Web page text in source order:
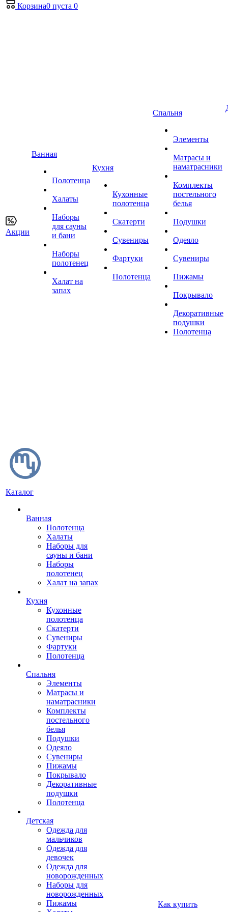
Корзина0 пуста 0
Акции
Ванная
Полотенца
Халаты
Наборы
для сауны
и бани
Наборы
полотенец
Халат на
запах
Кухня
Кухонные
полотенца
Скатерти
Сувениры
Фартуки
Полотенца
Спальня
Элементы
Матрасы и
наматрасники
Комплекты
постельного
белья
Подушки
Одеяло
Сувениры
Пижамы
Покрывало
Декоративные
подушки
Полотенца
Каталог
Ванная
Полотенца
Халаты
Наборы для
сауны и бани
Наборы
полотенец
Халат на запах
Кухня
Кухонные
полотенца
Скатерти
Сувениры
Фартуки
Полотенца
Спальня
Элементы
Матрасы и
наматрасники
Комплекты
постельного
белья
Подушки
Одеяло
Сувениры
Пижамы
Покрывало
Декоративные
подушки
Полотенца
Детская
Одежда для
мальчиков
Одежда для
девочек
Одежда для
новорожденных
Наборы для
новорожденных
Пижамы
Как купить